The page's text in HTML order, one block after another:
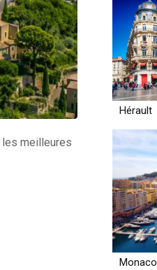
meilleures
Hérault
Monaco